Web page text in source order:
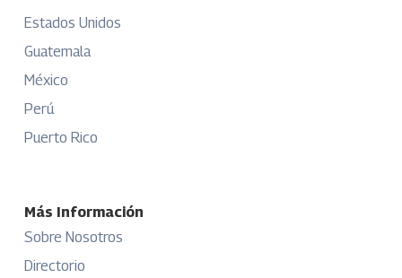
Estados Unidos
Guatemala
México
Perú
Puerto Rico
Más Información
Sobre Nosotros
Directorio